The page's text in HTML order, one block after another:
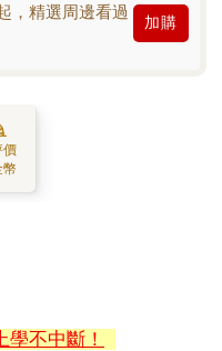
，精選周邊看過
加購
價
幣
不中斷！